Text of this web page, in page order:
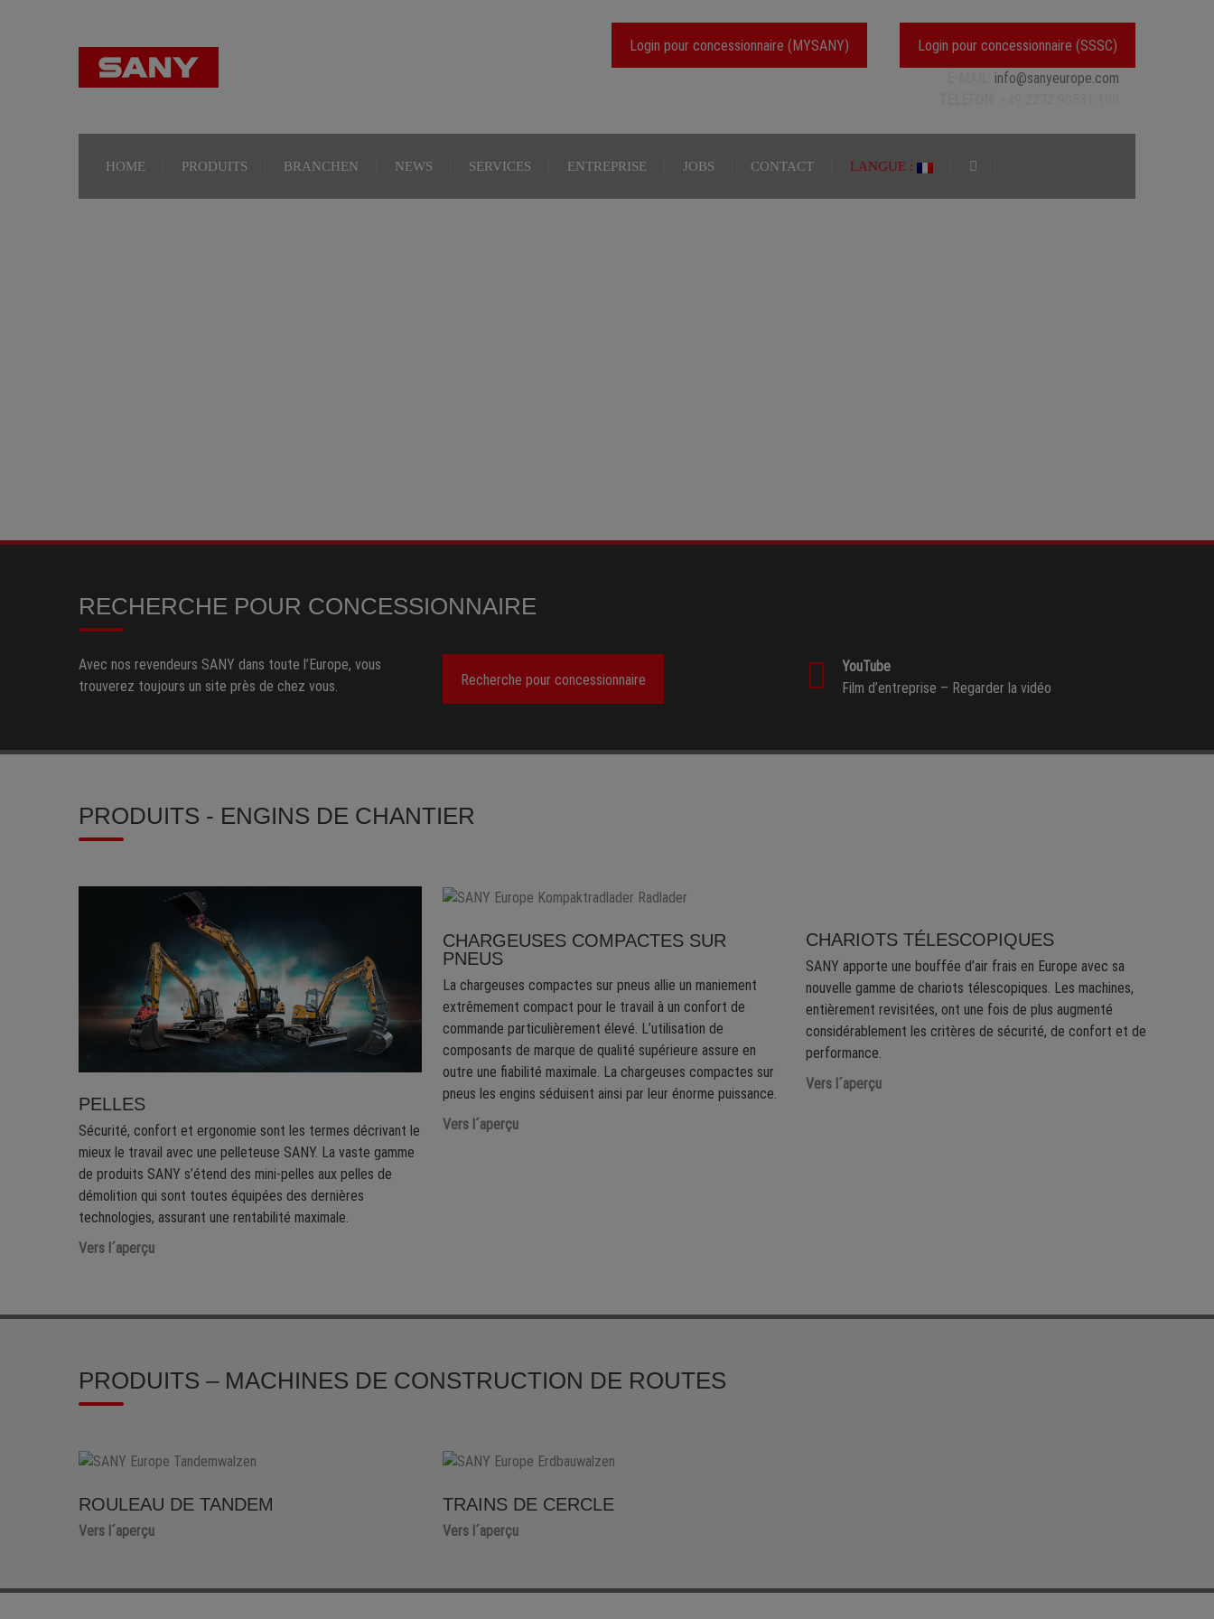
Login pour concessionnaire (SSSC)
Login pour concessionnaire (MYSANY)
info@sanyeurope.com
HOME PRODUITS BRANCHEN NEWS SERVICES ENTREPRISE JOBS CONTACT LANGUE :
RECHERCHE POUR CONCESSIONNAIRE
Avec nos revendeurs SANY dans toute l’Europe, vous
trouverez toujours un site près de chez vous.
Recherche pour concessionnaire
YouTube
Film d’entreprise – Regarder la vidéo
PRODUITS - ENGINS DE CHANTIER
PELLES
Sécurité, confort et ergonomie sont les termes décrivant le
mieux le travail avec une pelleteuse SANY. La vaste gamme
de produits SANY s’étend des mini-pelles aux pelles de
démolition qui sont toutes équipées des dernières
technologies, assurant une rentabilité maximale.
Vers l´aperçu
CHARGEUSES COMPACTES SUR
PNEUS
La chargeuses compactes sur pneus allie un maniement
extrêmement compact pour le travail à un confort de
commande particulièrement élevé. L’utilisation de
composants de marque de qualité supérieure assure en
outre une fiabilité maximale. La chargeuses compactes sur
pneus les engins séduisent ainsi par leur énorme puissance.
Vers l´aperçu
CHARIOTS TÉLESCOPIQUES
SANY apporte une bouffée d’air frais en Europe avec sa
nouvelle gamme de chariots télescopiques. Les machines,
entièrement revisitées, ont une fois de plus augmenté
considérablement les critères de sécurité, de confort et de
performance.
Vers l´aperçu
PRODUITS – MACHINES DE CONSTRUCTION DE ROUTES
ROULEAU DE TANDEM
Vers l´aperçu
TRAINS DE CERCLE
Vers l´aperçu